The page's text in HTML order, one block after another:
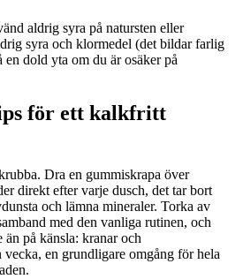
aldrig syra på natursten eller
syra och klormedel (det bildar farlig
dold yta om du är osäker på
för ett kalkfritt
Dra en gummiskrapa över
direkt efter varje dusch, det tar bort
och lämna mineraler. Torka av
med den vanliga rutinen, och
än på känsla: kranar och
vecka, en grundligare omgång för hela